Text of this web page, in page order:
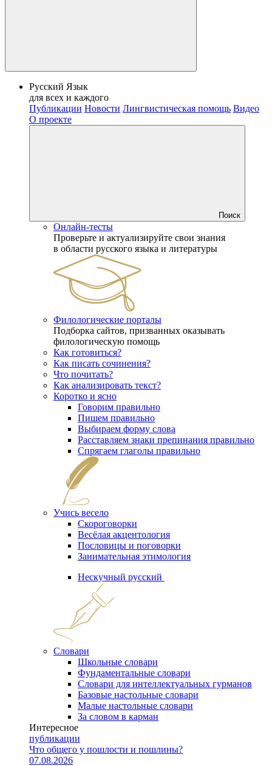
Русский Язык
для всех и каждого
Публикации Новости Лингвистическая помощь Видео
О проекте
Поиск
Онлайн-тесты
Проверьте и актуализируйте свои знания
в области русского языка и литературы
Филологические порталы
Подборка сайтов, призванных оказывать
филологическую помощь
Как готовиться?
Как писать сочинения?
Что почитать?
Как анализировать текст?
Коротко и ясно
Говорим правильно
Пишем правильно
Выбираем форму слова
Расставляем знаки препинания правильно
Спрягаем глаголы правильно
Учись весело
Скороговорки
Весёлая акцентология
Пословицы и поговорки
Занимательная этимология
Нескучный русский
Словари
Школьные словари
Фундаментальные словари
Словари для интеллектуальных гурманов
Базовые настольные словари
Малые настольные словари
За словом в карман
Интересное
публикации
Что общего у пошлости и пошлины?
07.08.2026